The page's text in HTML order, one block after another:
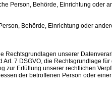
Person, Behörde, Einrichtung
Behörde, Einrichtung oder
Rechtsgrundlagen unserer
7 DSGVO, die Rechtsgrundlage
zur Erfüllung unserer rechtlichen
der betroffenen Person oder